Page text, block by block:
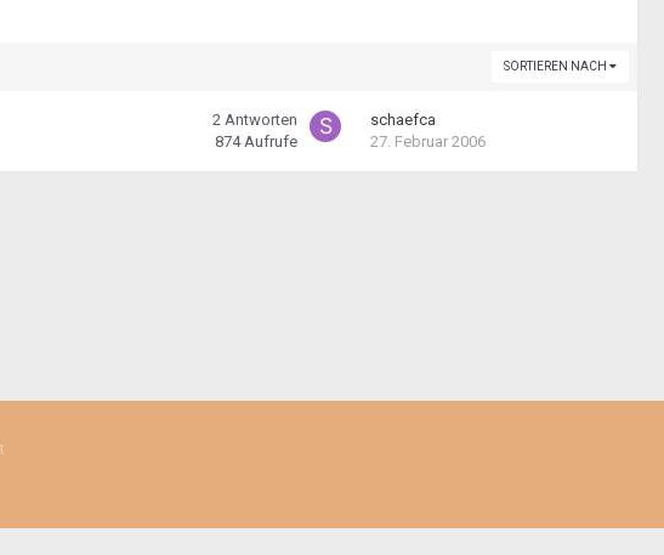
SORTIEREN NACH
2 Antworten
874 Aufrufe
schaefca
27. Februar 2006